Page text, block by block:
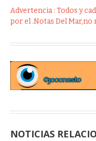
Advertencia : Todos y
por el .Notas Del Mar,no
NOTICIAS